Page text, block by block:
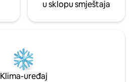
u sklopu smještaja
Klima-uređaj